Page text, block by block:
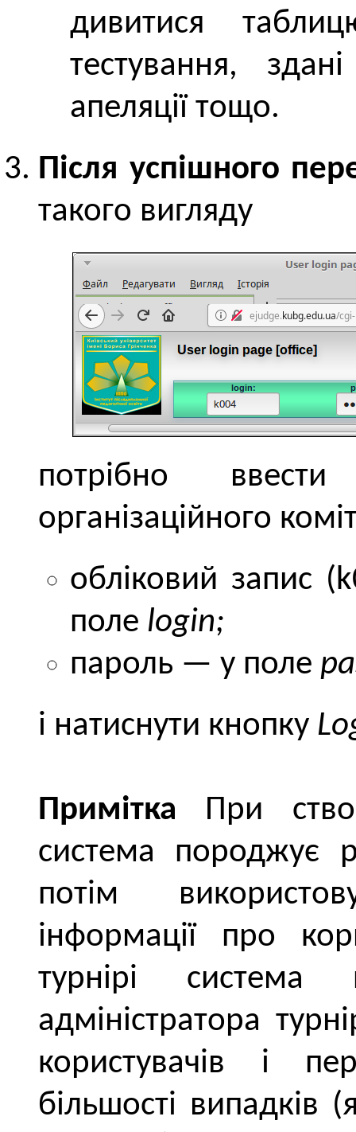
дивитися
тестування,
апеляції тощо.
Після успішного
такого вигляду
потрібно
організаційного
обліковий запис
поле login;
пароль — у поле
і натиснути кнопку
Примітка При
система породжує
потім
інформації про
турнірі система
адміністратора
користувачів і
більшості випадків